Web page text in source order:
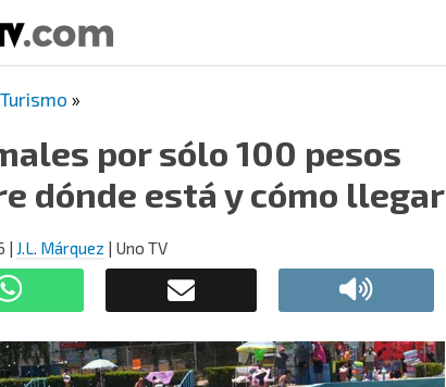
Turismo »
por sólo 100 pesos
dónde está y cómo llegar
| J.L. Márquez | Uno TV